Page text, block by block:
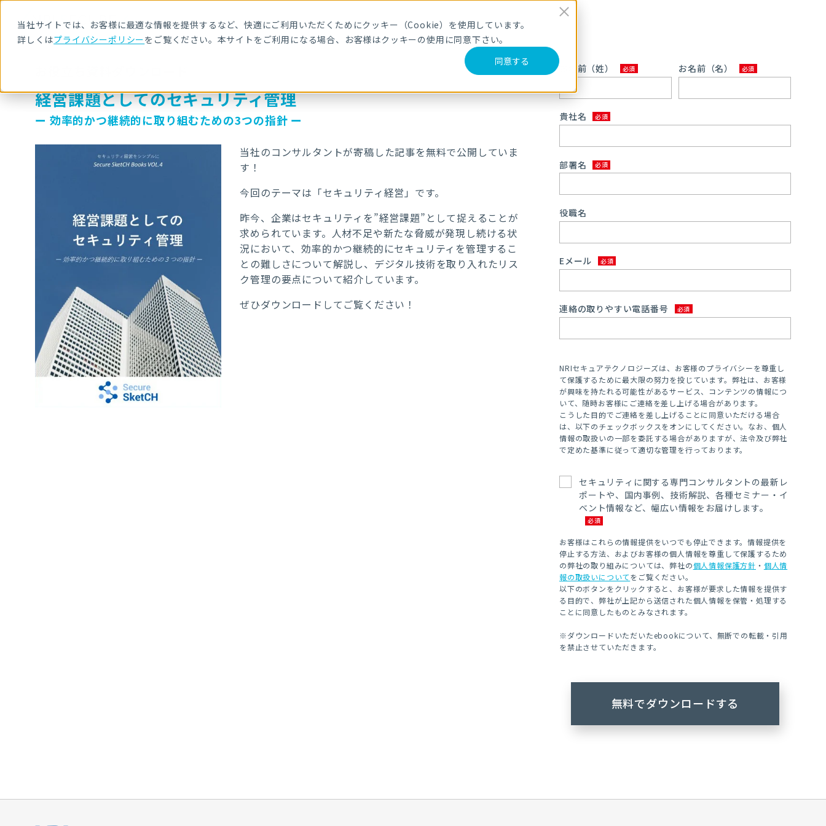
当社サイトでは、お客様に最適な情報を提供するなど、快適にご利用いただくためにクッキー（Cookie）を使用しています。
詳しくはプライバシーポリシーをご覧ください。本サイトをご利用になる場合、お客様はクッキーの使用に同意下さい。
同意する
経営課題としてのセキュリティ管理
ー 効率的かつ継続的に取り組むための3つの指針 ー
当社のコンサルタントが寄稿した記事を無料で公開していま
す！
今回のテーマは「セキュリティ経営」です。
昨今、企業はセキュリティを”経営課題”として捉えることが
求められています。人材不足や新たな脅威が発現し続ける状
況において、効率的かつ継続的にセキュリティを管理するこ
との難しさについて解説し、デジタル技術を取り入れたリス
ク管理の要点について紹介しています。
ぜひダウンロードしてご覧ください！
お名前（姓） お名前（名）
貴社名
部署名
役職名
Eメール
連絡の取りやすい電話番号
NRIセキュアテクノロジーズは、お客様のプライバシーを尊重し
て保護するために最大限の努力を投じています。弊社は、お客様
が興味を持たれる可能性があるサービス、コンテンツの情報につ
いて、随時お客様にご連絡を差し上げる場合があります。
こうした目的でご連絡を差し上げることに同意いただける場合
は、以下のチェックボックスをオンにしてください。なお、個人
情報の取扱いの一部を委託する場合がありますが、法令及び弊社
で定めた基準に従って適切な管理を行っております。
セキュリティに関する専門コンサルタントの最新レ
ポートや、国内事例、技術解説、各種セミナー・イ
ベント情報など、幅広い情報をお届けします。
お客様はこれらの情報提供をいつでも停止できます。情報提供を
停止する方法、およびお客様の個人情報を尊重して保護するため
の弊社の取り組みについては、弊社の個人情報保護方針 ・ 個人情
報の取扱いについてをご覧ください。
以下のボタンをクリックすると、お客様が要求した情報を提供す
る目的で、弊社が上記から送信された個人情報を保管・処理する
ことに同意したものとみなされます。
※ダウンロードいただいたebookについて、無断での転載・引用
を禁止させていただきます。